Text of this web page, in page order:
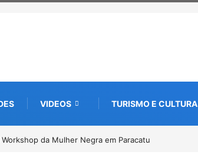
VIDEOS TURISMO E CULTURA
solicitação do benefício do PSA Pirarucu